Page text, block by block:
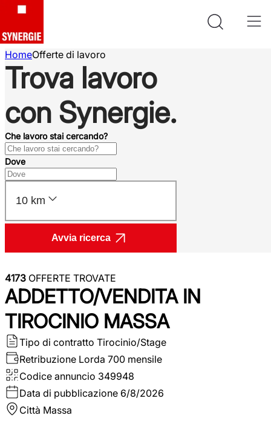
HomeOfferte di lavoro
Trova lavoro
con Synergie.
Che lavoro stai cercando?
Dove
10 km
Avvia ricerca
4173 OFFERTE TROVATE
ADDETTO/VENDITA IN
TIROCINIO MASSA
Tipo di contratto Tirocinio/Stage
Retribuzione Lorda 700 mensile
Codice annuncio 349948
Data di pubblicazione 6/8/2026
Città Massa